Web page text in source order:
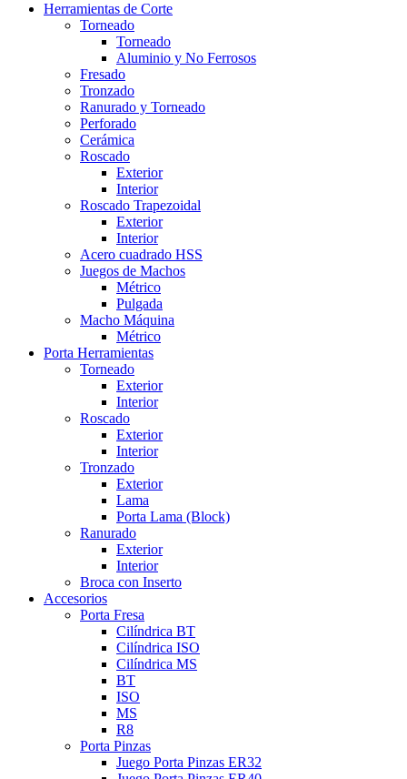
Herramientas de Corte
Torneado
Torneado
Aluminio y No Ferrosos
Fresado
Tronzado
Ranurado y Torneado
Perforado
Cerámica
Roscado
Exterior
Interior
Roscado Trapezoidal
Exterior
Interior
Acero cuadrado HSS
Juegos de Machos
Métrico
Pulgada
Macho Máquina
Métrico
Porta Herramientas
Torneado
Exterior
Interior
Roscado
Exterior
Interior
Tronzado
Exterior
Lama
Porta Lama (Block)
Ranurado
Exterior
Interior
Broca con Inserto
Accesorios
Porta Fresa
Cilíndrica BT
Cilíndrica ISO
Cilíndrica MS
BT
ISO
MS
R8
Porta Pinzas
Juego Porta Pinzas ER32